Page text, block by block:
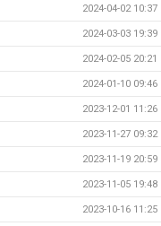
2024-04-02 10:37
2024-03-03 19:39
2024-02-05 20:21
2024-01-10 09:46
2023-12-01 11:26
2023-11-27 09:32
2023-11-19 20:59
2023-11-05 19:48
2023-10-16 11:25